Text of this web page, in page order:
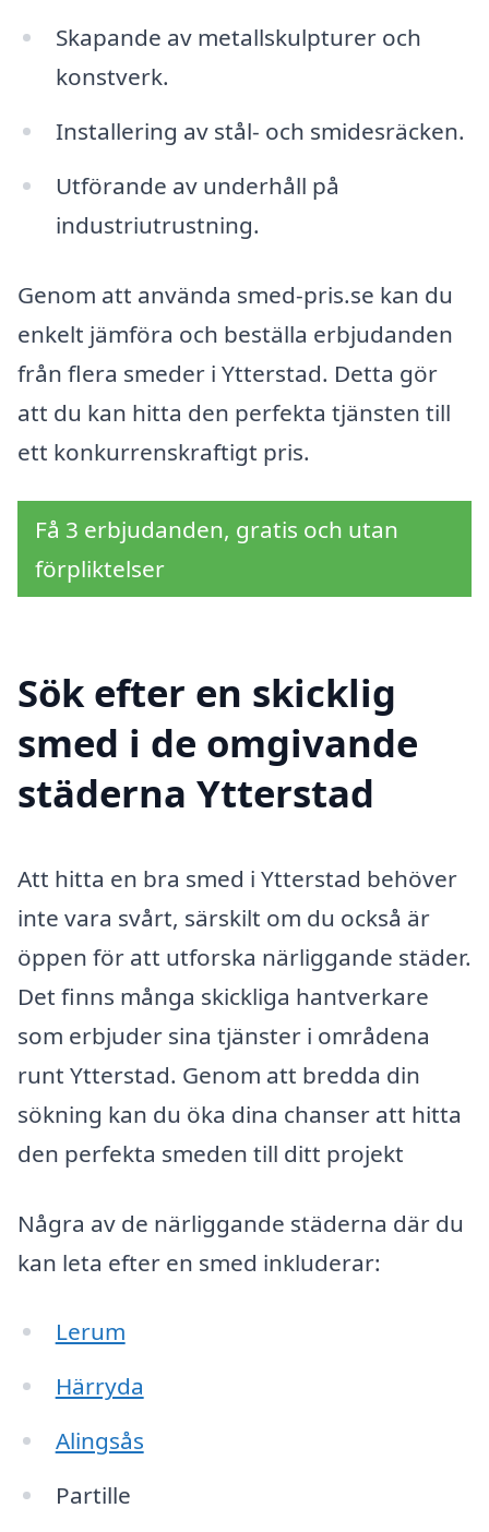
Skapande av metallskulpturer och
konstverk.
Installering av stål- och smidesräcken.
Utförande av underhåll på
industriutrustning.
Genom att använda smed-pris.se kan du
enkelt jämföra och beställa erbjudanden
från flera smeder i Ytterstad. Detta gör
att du kan hitta den perfekta tjänsten till
ett konkurrenskraftigt pris.
Få 3 erbjudanden, gratis och utan
förpliktelser
Sök efter en skicklig
smed i de omgivande
städerna Ytterstad
Att hitta en bra smed i Ytterstad behöver
inte vara svårt, särskilt om du också är
öppen för att utforska närliggande städer.
Det finns många skickliga hantverkare
som erbjuder sina tjänster i områdena
runt Ytterstad. Genom att bredda din
sökning kan du öka dina chanser att hitta
den perfekta smeden till ditt projekt
Några av de närliggande städerna där du
kan leta efter en smed inkluderar:
Lerum
Härryda
Alingsås
Partille